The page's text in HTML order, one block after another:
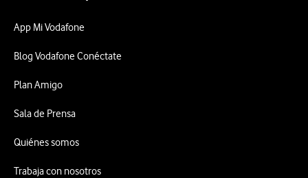
App Mi Vodafone
Blog Vodafone Conéctate
Plan Amigo
Sala de Prensa
Quiénes somos
Trabaja con nosotros